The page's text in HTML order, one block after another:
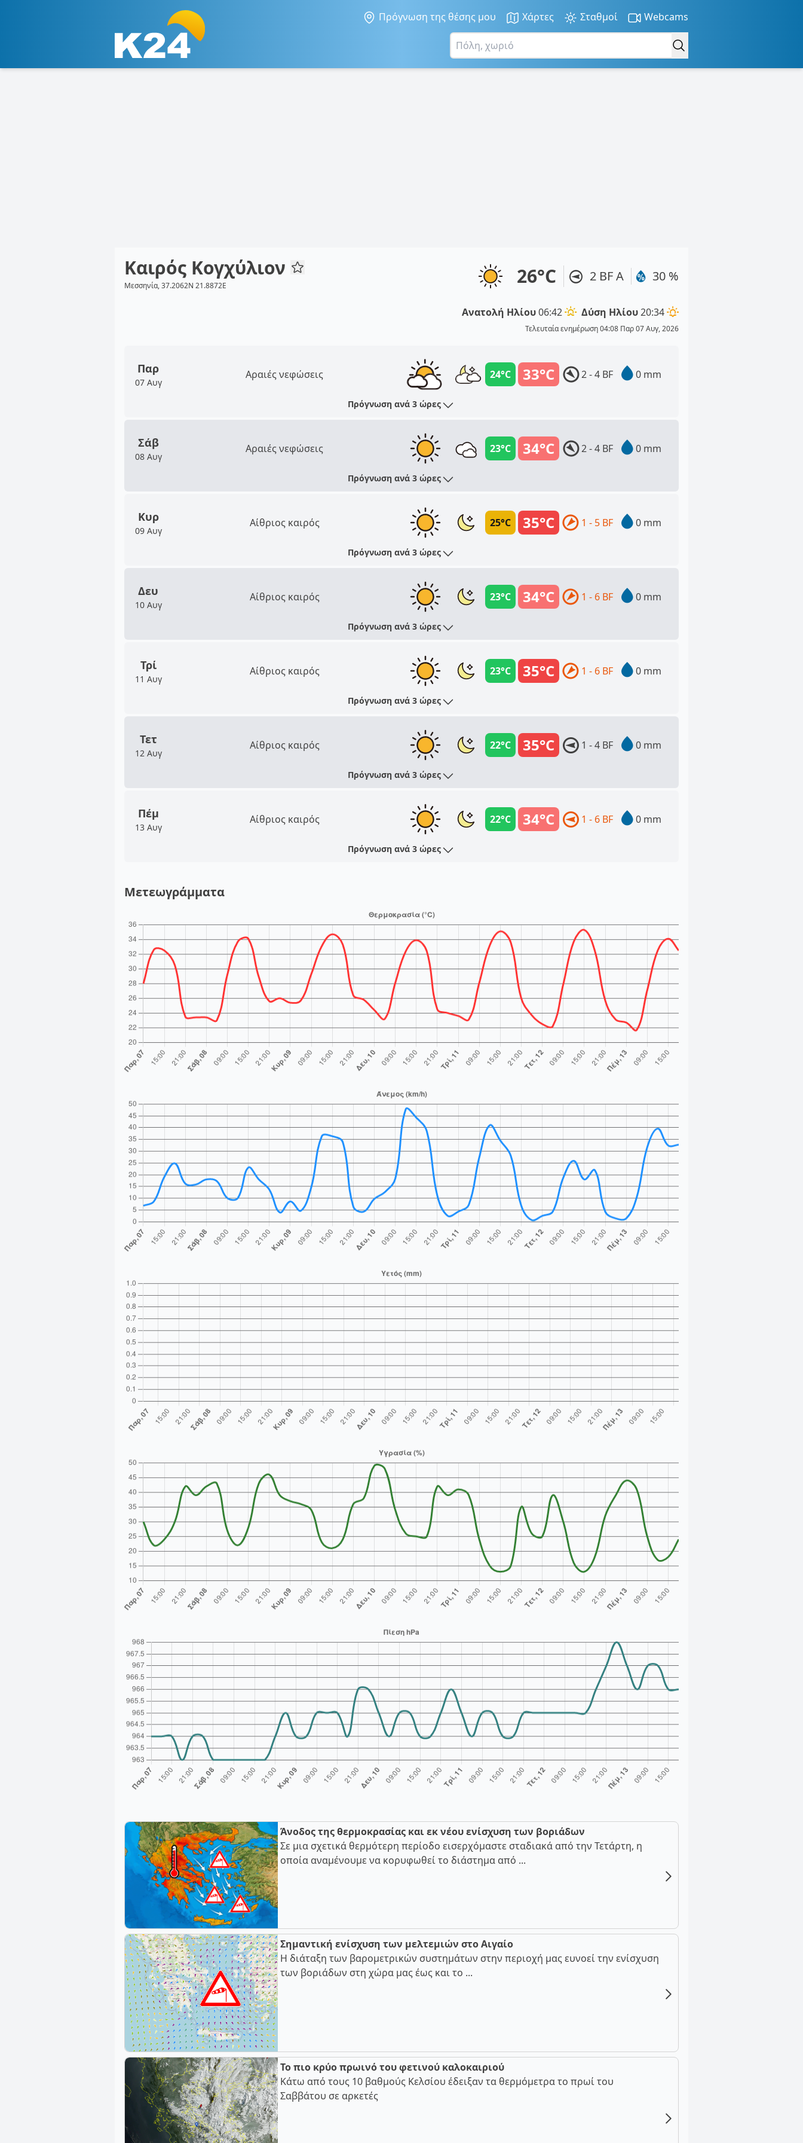
Πρόγνωση της θέσης μου Χάρτες Σταθμοί Webcams
Καιρός Κογχύλιον
Μεσσηνία, 37.2062N 21.8872E 26°C 2 BF Α 30 %
Ανατολή Ηλίου06:42 Δύση Ηλίου20:34
Τελευταία ενημέρωση 04:08 Παρ 07 Αυγ, 2026
Παρ
07 Αυγ
Αραιές νεφώσεις 33°C
24°C 2 - 4 BF 0 mm
Πρόγνωση ανά 3 ώρες
Σάβ
08 Αυγ
Αραιές νεφώσεις 34°C
23°C 2 - 4 BF 0 mm
Πρόγνωση ανά 3 ώρες
Κυρ
09 Αυγ
Αίθριος καιρός 35°C
25°C 1 - 5 BF 0 mm
Πρόγνωση ανά 3 ώρες
Δευ
10 Αυγ
Αίθριος καιρός 34°C
23°C 1 - 6 BF 0 mm
Πρόγνωση ανά 3 ώρες
Τρί
11 Αυγ
Αίθριος καιρός 35°C
23°C 1 - 6 BF 0 mm
Πρόγνωση ανά 3 ώρες
Τετ
12 Αυγ
Αίθριος καιρός 35°C
22°C 1 - 4 BF 0 mm
Πρόγνωση ανά 3 ώρες
Πέμ
13 Αυγ
Αίθριος καιρός 34°C
22°C 1 - 6 BF 0 mm
Πρόγνωση ανά 3 ώρες
Μετεωγράμματα
Άνοδος της θερμοκρασίας και εκ νέου ενίσχυση των βοριάδων
Σε μια σχετικά θερμότερη περίοδο εισερχόμαστε σταδιακά από την Τετάρτη, η
οποία αναμένουμε να κορυφωθεί το διάστημα από ...
Σημαντική ενίσχυση των μελτεμιών στο Αιγαίο
Η διάταξη των βαρομετρικών συστημάτων στην περιοχή μας ευνοεί την ενίσχυση
των βοριάδων στη χώρα μας έως και το ...
Το πιο κρύο πρωινό του φετινού καλοκαιριού
Κάτω από τους 10 βαθμούς Κελσίου έδειξαν τα θερμόμετρα το πρωί του
Σαββάτου σε αρκετές